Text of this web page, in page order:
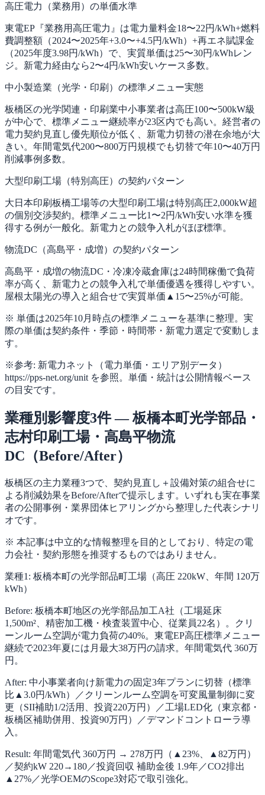
高圧電力（業務用）の単価水準
東電EP『業務用高圧電力』は電力量料金18〜22円/kWh+燃料
費調整額（2024〜2025年+3.0〜+4.5円/kWh）+再エネ賦課金
（2025年度3.98円/kWh）で、実質単価は25〜30円/kWhレン
ジ。新電力経由なら2〜4円/kWh安いケース多数。
中小製造業（光学・印刷）の標準メニュー実態
板橋区の光学関連・印刷業中小事業者は高圧100〜500kW級
が中心で、標準メニュー継続率が23区内でも高い。経営者の
電力契約見直し優先順位が低く、新電力切替の潜在余地が大
きい。年間電気代200〜800万円規模でも切替で年10〜40万円
削減事例多数。
大型印刷工場（特別高圧）の契約パターン
大日本印刷板橋工場等の大型印刷工場は特別高圧2,000kW超
の個別交渉契約。標準メニュー比1〜2円/kWh安い水準を獲
得する例が一般化。新電力との競争入札がほぼ標準。
物流DC（高島平・成増）の契約パターン
高島平・成増の物流DC・冷凍冷蔵倉庫は24時間稼働で負荷
率が高く、新電力との競争入札で単価優遇を獲得しやすい。
屋根太陽光の導入と組合せで実質単価▲15〜25%が可能。
※ 単価は2025年10月時点の標準メニューを基準に整理。実
際の単価は契約条件・季節・時間帯・新電力選定で変動しま
す。
※参考: 新電力ネット（電力単価・エリア別データ）
https://pps-net.org/unit を参照。単価・統計は公開情報ベース
の目安です。
業種別影響度3件 — 板橋本町光学部品・
志村印刷工場・高島平物流
DC（Before/After）
板橋区の主力業種3つで、契約見直し＋設備対策の組合せに
よる削減効果をBefore/Afterで提示します。いずれも実在事業
者の公開事例・業界団体ヒアリングから整理した代表シナリ
オです。
※ 本記事は中立的な情報整理を目的としており、特定の電
力会社・契約形態を推奨するものではありません。
業種1: 板橋本町の光学部品町工場（高圧 220kW、年間 120万
kWh）
Before: 板橋本町地区の光学部品加工A社（工場延床
1,500m²、精密加工機・検査装置中心、従業員22名）。クリ
ーンルーム空調が電力負荷の40%。東電EP高圧標準メニュー
継続で2023年夏には月最大38万円の請求。年間電気代 360万
円。
After: 中小事業者向け新電力の固定3年プランに切替（標準
比▲3.0円/kWh）／クリーンルーム空調を可変風量制御に変
更（SII補助1/2活用、投資220万円）／工場LED化（東京都・
板橋区補助併用、投資90万円）／デマンドコントローラ導
入。
Result: 年間電気代 360万円 → 278万円（▲23%、▲82万円）
／契約kW 220→180／投資回収 補助金後 1.9年／CO2排出
▲27%／光学OEMのScope3対応で取引強化。